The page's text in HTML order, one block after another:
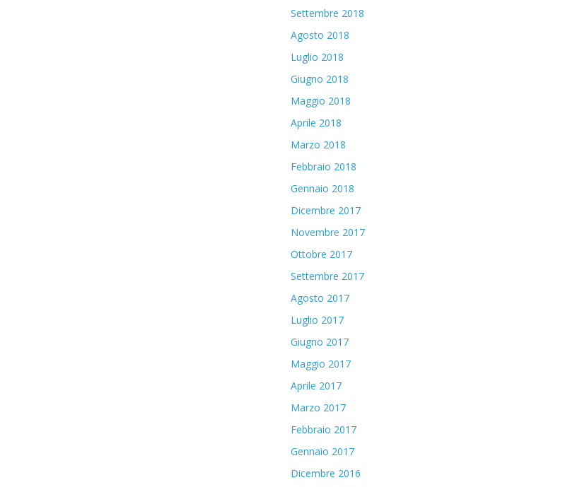
Settembre 2018
Agosto 2018
Luglio 2018
Giugno 2018
Maggio 2018
Aprile 2018
Marzo 2018
Febbraio 2018
Gennaio 2018
Dicembre 2017
Novembre 2017
Ottobre 2017
Settembre 2017
Agosto 2017
Luglio 2017
Giugno 2017
Maggio 2017
Aprile 2017
Marzo 2017
Febbraio 2017
Gennaio 2017
Dicembre 2016